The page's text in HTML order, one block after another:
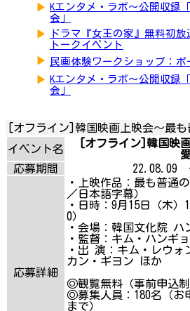
▶ Kエンタメ・ラボ～公開収録
会」
▶
ドラマ『女王の家』無料初
トークイベント
▶ 民画体験ワークショップ：
▶ Kエンタメ・ラボ～公開収録
会」
[オフライン]韓国映画上映会〜最
イベント名
[オフライン]韓国映
応募期間
22.08.09
応募詳細
・上映作品：最も普通
／日本語字幕）
・日時：9月15日（木）
0）
・会場：韓国文化院 ハ
・監督：キム・ハンギ
・出 演：キム・レウォ
カン・ギヨン ほか
◎観覧無料（事前申込制
◎募集人員：180名（お
まで）